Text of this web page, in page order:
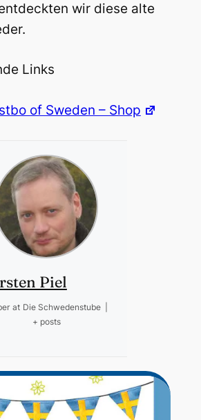
wir diese alte
Links
of Sweden – Shop
Piel
at Die Schwedenstube
+ posts